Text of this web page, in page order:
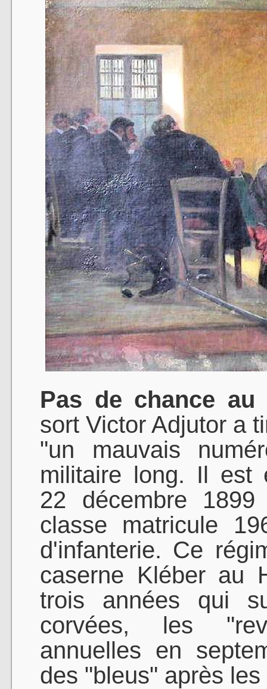
Pas de chance au
sort Victor Adjutor a
"un mauvais
militaire long. Il est
22 décembre
classe matricule
d'infanterie. Ce
caserne Kléber au
trois années qui
corvées, les
annuelles en
des "bleus" après